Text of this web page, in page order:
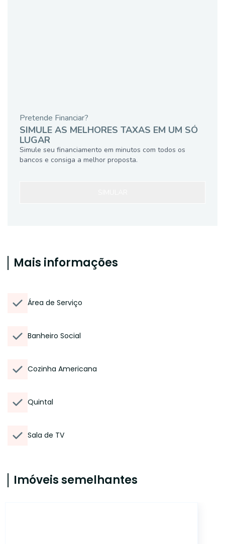
Pretende Financiar?
SIMULE AS MELHORES TAXAS EM UM SÓ
LUGAR
Simule seu financiamento em minutos com todos os
bancos e consiga a melhor proposta.
Mais informações
Área de Serviço
Banheiro Social
Cozinha Americana
Quintal
Sala de TV
Imóveis semelhantes